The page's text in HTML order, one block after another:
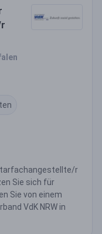
r
Sie sich für
Sie von einem
VdK NRW in